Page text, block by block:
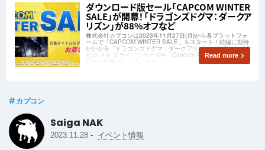
ダウンロード版セール「CAPCOM WINTER
SALE」が開幕！「ドラゴンズドグマ：ダークア
リズン」が88%オフなど
株式会社カプコンは2023年11月27日(月)から各プラットフォ
ームで「CAPCOM WINTER SALE」をスタート！続編に期待
がかかる「ドラゴンズドグマ：ダークアリズン」のほか、「デ
ビル メイ クライ」シリーズや「Capcom Arcade」シリーズが
Read more
カプコン
Saiga NAK
2023.11.28 - イベント情報